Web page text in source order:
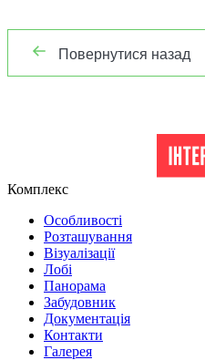
Повернутися назад
Комплекс
Особливості
Розташування
Візуалізації
Лобі
Панорама
Забудовник
Документація
Контакти
Галерея